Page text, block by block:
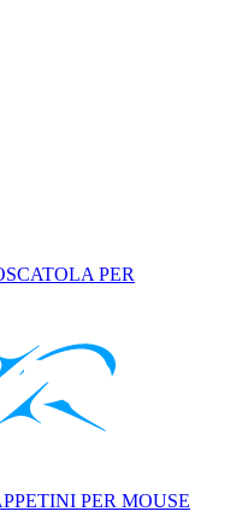
SCATOLA PER
PER MOUSE